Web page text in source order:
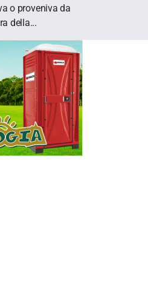
o proveniva da
della...